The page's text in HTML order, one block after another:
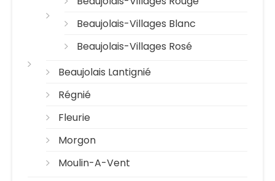
Beaujolais-Villages Blanc
Beaujolais-Villages Rosé
Beaujolais Lantignié
Régnié
Fleurie
Morgon
Moulin-A-Vent